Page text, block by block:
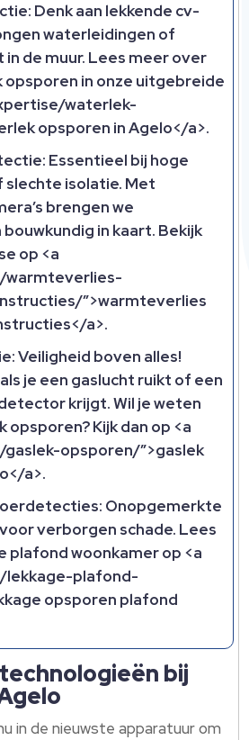
Denk aan lekkende cv-
waterleidingen of
de muur. Lees meer over
opsporen in onze uitgebreide
waterlek-
opsporen in Agelo</a>.
Essentieel bij hoge
isolatie. Met
brengen we
in kaart. Bekijk
op <a
warmteverlies-
”>warmteverlies
a>.
Veiligheid boven alles!
je een gaslucht ruikt of een
krijgt. Wil je weten
opsporen? Kijk dan op <a
opsporen/”>gaslek
a>.
Onopgemerkte
verborgen schade. Lees
plafond woonkamer op <a
lekkage-plafond-
opsporen plafond
bij
in de nieuwste apparatuur om